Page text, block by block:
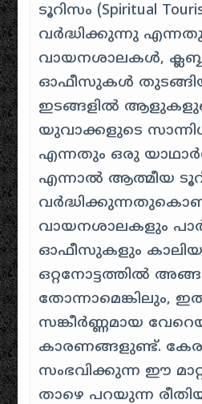
ടൂറിസം (Spiritual
വർദ്ധിക്കുന്നു
വായനശാലകൾ,
ഓഫീസുകൾ
ഇടങ്ങളിൽ
യുവാക്കളുടെ
എന്നതും ഒരു
എന്നാൽ ആത്മീയ
വായനശാലകളും
ഓഫീസുകളും
ഒറ്റനോട്ടത്തിൽ
തോന്നാമെങ്കിലും,
സങ്കീർണ്ണമായ
കാരണങ്ങളുണ്ട്.
സംഭവിക്കുന്ന ഈ
താഴെ പറയുന്ന